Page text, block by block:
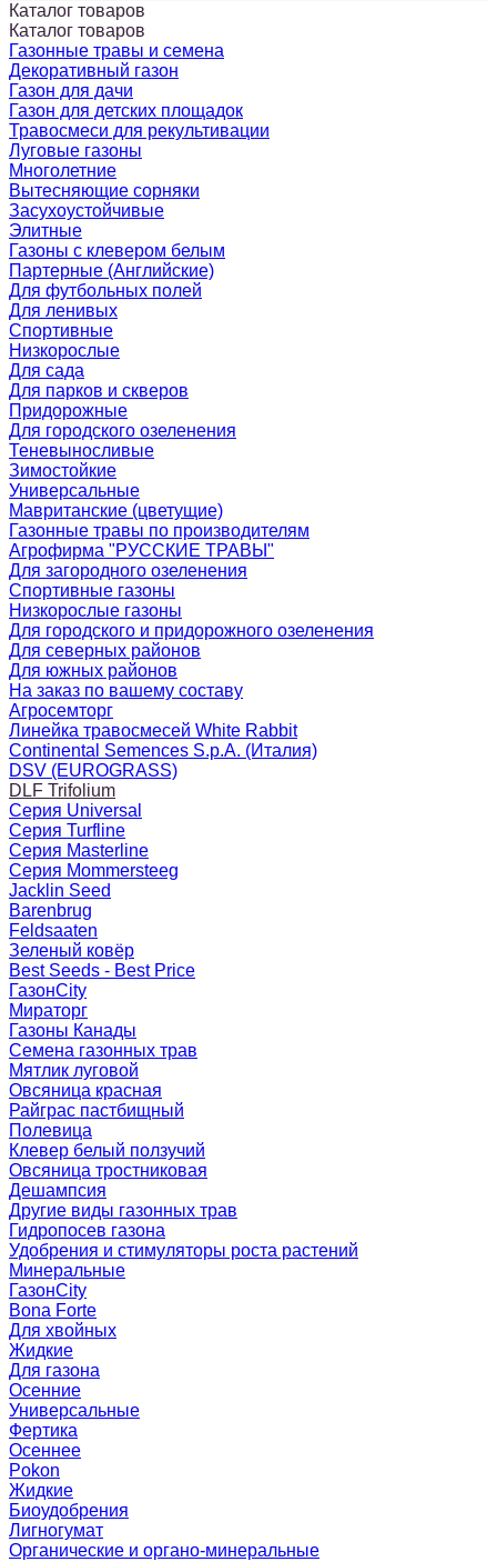
Каталог товаров
Каталог товаров
Газонные травы и семена
Декоративный газон
Газон для дачи
Газон для детских площадок
Травосмеси для рекультивации
Луговые газоны
Многолетние
Вытесняющие сорняки
Засухоустойчивые
Элитные
Газоны с клевером белым
Партерные (Английские)
Для футбольных полей
Для ленивых
Спортивные
Низкорослые
Для сада
Для парков и скверов
Придорожные
Для городского озеленения
Теневыносливые
Зимостойкие
Универсальные
Мавританские (цветущие)
Газонные травы по производителям
Агрофирма "РУССКИЕ ТРАВЫ"
Для загородного озеленения
Спортивные газоны
Низкорослые газоны
Для городского и придорожного озеленения
Для северных районов
Для южных районов
На заказ по вашему составу
Агросемторг
Линейка травосмесей White Rabbit
Continental Semences S.p.A. (Италия)
DSV (EUROGRASS)
DLF Trifolium
Серия Universal
Серия Turfline
Серия Masterline
Серия Mommersteeg
Jacklin Seed
Barenbrug
Feldsaaten
Зеленый ковёр
Best Seeds - Best Price
ГазонCity
Мираторг
Газоны Канады
Семена газонных трав
Мятлик луговой
Овсяница красная
Райграс пастбищный
Полевица
Клевер белый ползучий
Овсяница тростниковая
Дешампсия
Другие виды газонных трав
Гидропосев газона
Удобрения и стимуляторы роста растений
Минеральные
ГазонCity
Bona Forte
Для хвойных
Жидкие
Для газона
Осенние
Универсальные
Фертика
Осеннее
Pokon
Жидкие
Биоудобрения
Лигногумат
Органические и органо-минеральные